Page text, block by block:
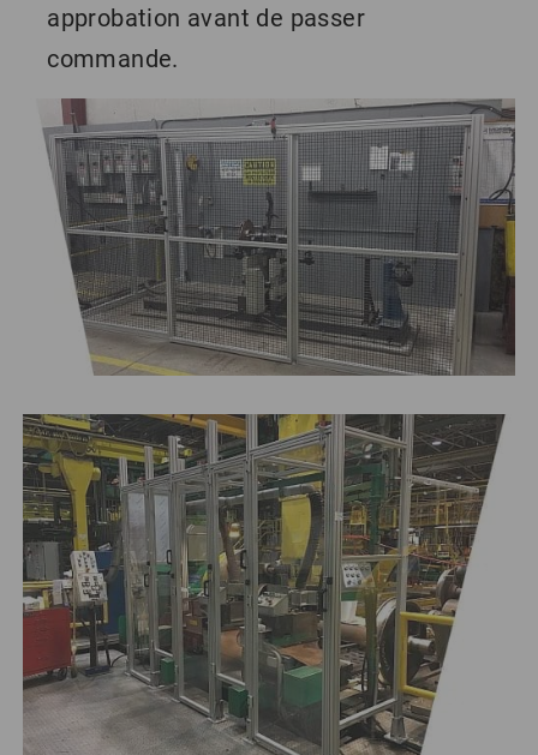
approbation avant de passer
commande.